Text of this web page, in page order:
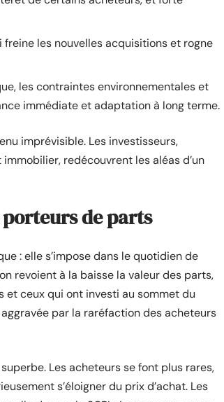
les nouvelles acquisitions et rogne
les contraintes environnementales et
immédiate et adaptation à long terme.
imprévisible. Les investisseurs,
redécouvrent les aléas d’un
de parts
: elle s’impose dans le quotidien de
revoient à la baisse la valeur des parts,
et ceux qui ont investi au sommet du
par la raréfaction des acheteurs
Les acheteurs se font plus rares,
s’éloigner du prix d’achat. Les